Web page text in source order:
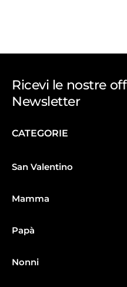
Ricevi le nostre
Newsletter
CATEGORIE
San Valentino
Mamma
Papà
Nonni